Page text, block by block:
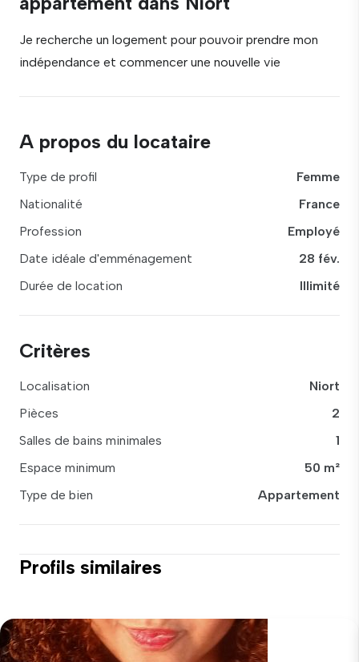
Je recherche un logement pour pouvoir prendre mon
indépendance et commencer une nouvelle vie
A propos du locataire
Type de profil
Femme
Nationalité
France
Profession
Employé
Date idéale d'emménagement
28 fév.
Durée de location
Illimité
Critères
Localisation
Niort
Pièces
2
Salles de bains minimales
1
Espace minimum
50 m²
Type de bien
Appartement
Profils similaires